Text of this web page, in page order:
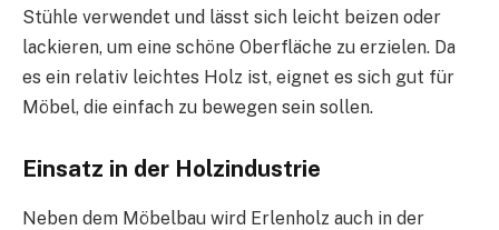
Stühle verwendet und lässt sich leicht beizen oder
lackieren, um eine schöne Oberfläche zu erzielen. Da
es ein relativ leichtes Holz ist, eignet es sich gut für
Möbel, die einfach zu bewegen sein sollen.
Einsatz in der Holzindustrie
Neben dem Möbelbau wird Erlenholz auch in der